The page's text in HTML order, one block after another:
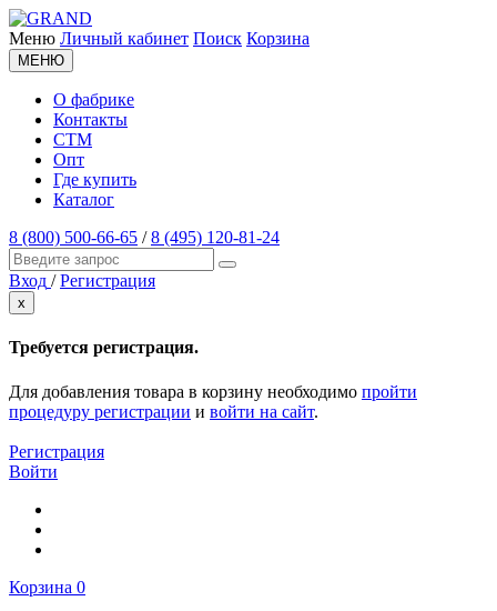
Меню Личный кабинет Поиск Корзина
МЕНЮ
О фабрике
Контакты
СТМ
Опт
Где купить
Каталог
8 (800) 500-66-65 /8 (495) 120-81-24
Вход / Регистрация
x
Требуется регистрация.
Для добавления товара в корзину необходимо пройти
процедуру регистрации и войти на сайт.
Регистрация
Войти
Корзина 0